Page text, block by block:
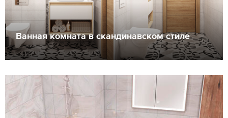
Ванная комната в скандинавском стиле